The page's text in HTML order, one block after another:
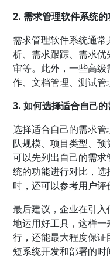
2. 需求管理软件系统的
需求管理软件系统通
析、需求跟踪、需求
审等。此外，一些高
作、文档管理、测试管
3. 如何选择适合自己
选择适合自己的需求
队规模、项目类型、预
可以先列出自己的需
统的功能进行对比，
时，还可以参考用户评
最后建议，企业在引
地运用好工具，这样
行，还能最大程度保
短系统开发和部署的